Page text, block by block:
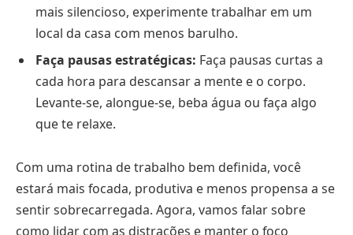
mais silencioso, experimente trabalhar em um
local da casa com menos barulho.
Faça pausas estratégicas: Faça pausas curtas a
cada hora para descansar a mente e o corpo.
Levante-se, alongue-se, beba água ou faça algo
que te relaxe.
Com uma rotina de trabalho bem definida, você
estará mais focada, produtiva e menos propensa a se
sentir sobrecarregada. Agora, vamos falar sobre
como lidar com as distrações e manter o foco